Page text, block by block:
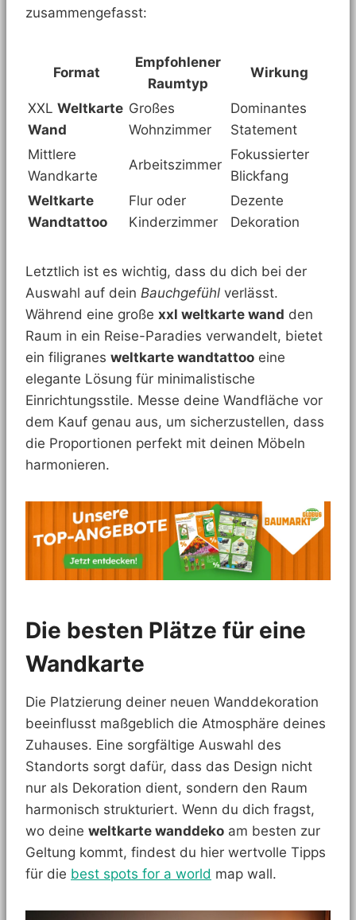
zusammengefasst:
Format
Empfohlener
Raumtyp
Wirkung
XXL Weltkarte
Wand
Großes
Wohnzimmer
Dominantes
Statement
Mittlere
Wandkarte
Arbeitszimmer
Fokussierter
Blickfang
Weltkarte
Wandtattoo
Flur oder
Kinderzimmer
Dezente
Dekoration
Letztlich ist es wichtig, dass du dich bei der
Auswahl auf dein Bauchgefühl verlässt.
Während eine große xxl weltkarte wand den
Raum in ein Reise-Paradies verwandelt, bietet
ein filigranes weltkarte wandtattoo eine
elegante Lösung für minimalistische
Einrichtungsstile. Messe deine Wandfläche vor
dem Kauf genau aus, um sicherzustellen, dass
die Proportionen perfekt mit deinen Möbeln
harmonieren.
Die besten Plätze für eine
Wandkarte
Die Platzierung deiner neuen Wanddekoration
beeinflusst maßgeblich die Atmosphäre deines
Zuhauses. Eine sorgfältige Auswahl des
Standorts sorgt dafür, dass das Design nicht
nur als Dekoration dient, sondern den Raum
harmonisch strukturiert. Wenn du dich fragst,
wo deine weltkarte wanddeko am besten zur
Geltung kommt, findest du hier wertvolle Tipps
für die best spots for a world map wall.